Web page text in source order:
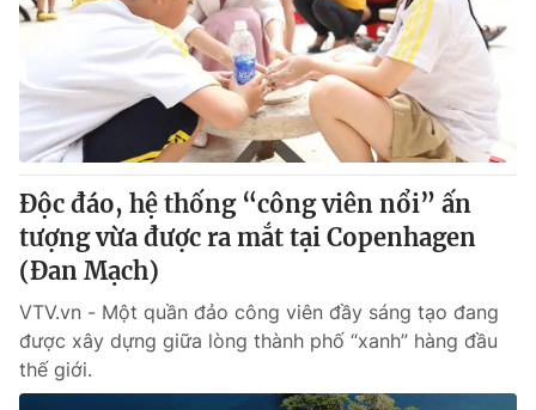
Độc đáo, hệ thống “công viên nổi” ấn
tượng vừa được ra mắt tại Copenhagen
(Đan Mạch)
VTV.vn - Một quần đảo công viên đầy sáng tạo đang
được xây dựng giữa lòng thành phố “xanh” hàng đầu
thế giới.